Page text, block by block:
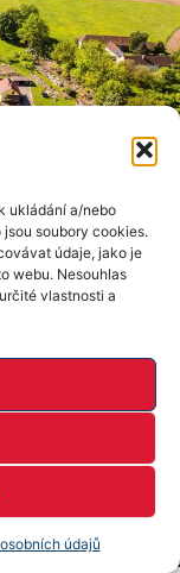
ukládání a/nebo
soubory cookies.
údaje, jako je
webu. Nesouhlas
vlastnosti a
údajů